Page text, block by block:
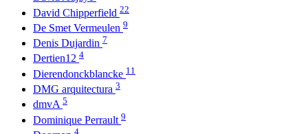
David Chipperfield 22
De Smet Vermeulen 9
Denis Dujardin 7
Dertien12 4
Dierendonckblancke 11
DMG arquitectura 3
dmvA 5
Dominique Perrault 9
4